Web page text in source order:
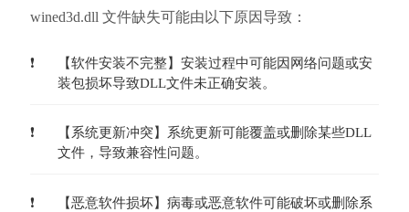
wined3d.dll 文件缺失可能由以下原因导致：
【软件安装不完整】安装过程中可能因网络问题或安
装包损坏导致DLL文件未正确安装。
【系统更新冲突】系统更新可能覆盖或删除某些DLL
文件，导致兼容性问题。
【恶意软件损坏】病毒或恶意软件可能破坏或删除系